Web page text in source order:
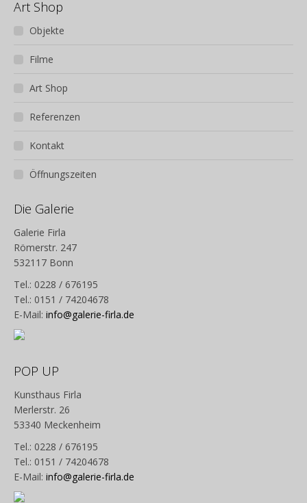
Art Shop
Objekte
Filme
Art Shop
Referenzen
Kontakt
Öffnungszeiten
Die Galerie
Galerie Firla
Römerstr. 247
532117 Bonn
Tel.: 0228 / 676195
Tel.: 0151 / 74204678
E-Mail: info@galerie-firla.de
POP UP
Kunsthaus Firla
Merlerstr. 26
53340 Meckenheim
Tel.: 0228 / 676195
Tel.: 0151 / 74204678
E-Mail: info@galerie-firla.de